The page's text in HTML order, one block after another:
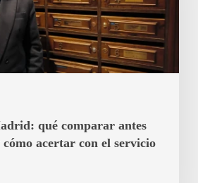
qué comparar antes
acertar con el servicio